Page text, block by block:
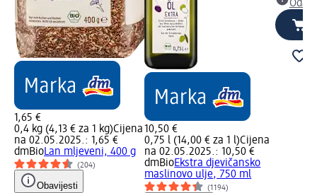
1,65 €
0,4 kg (4,13 € za 1 kg)Cijena
na 02.05.2025.: 1,65 €
dmBioLan mljeveni, 400 g
(204)
Obavijesti
10,50 €
0,75 l (14,00 € za 1 l)Cijena
na 02.05.2025.: 10,50 €
dmBioEkstra djevičansko
maslinovo ulje, 750 ml
(1194)